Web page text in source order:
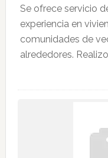
Se ofrece servicio
experiencia en
comunidades de
alrededores.